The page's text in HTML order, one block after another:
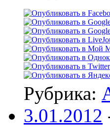
Рубрика:
3.01.2012